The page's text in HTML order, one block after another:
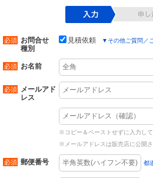
お問合せ
種別
見積依頼 ▼ その他ご質問／
お名前
メールアド
レス
※コピー＆ペーストせずに入力して
※メールアドレスは販売店に公開さ
郵便番号 都